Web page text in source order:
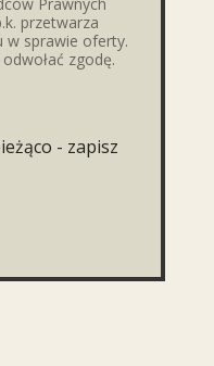
przetwarza
w sprawie oferty.
zgodę.
- zapisz